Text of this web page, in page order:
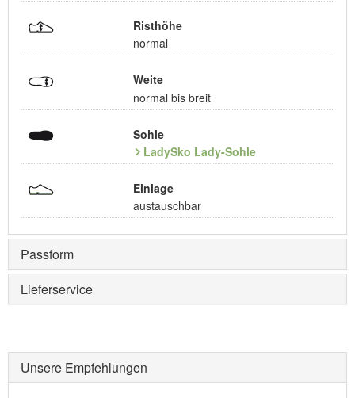
Risthöhe
normal
Weite
normal bis breit
Sohle
LadySko Lady-Sohle
Einlage
austauschbar
Passform
Lieferservice
Unsere Empfehlungen